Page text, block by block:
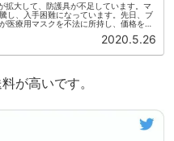
拡大して、防護具が不足しています。マ
し、入手困難になっています。先日、ブ
医療用マスクを不法に所持し、価格をつ
FBIに家宅捜索されていました。バル
2020.5.26
が高いです。